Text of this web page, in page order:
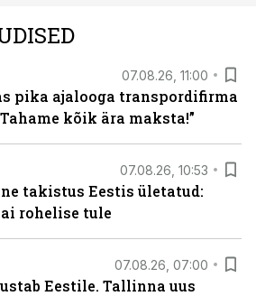
07.08.26, 11:00
pika ajalooga transpordifirma
kõik ära maksta!”
07.08.26, 10:53
takistus Eestis ületatud:
rohelise tule
07.08.26, 07:00
Eestile. Tallinna uus